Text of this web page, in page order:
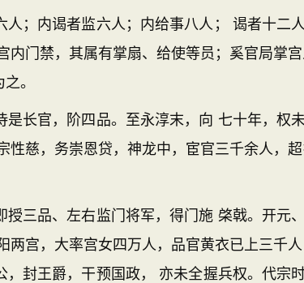
内谒者监六人；内给事八人； 谒者十二
内门禁，其属有掌扇、给使等员；奚官局掌
。
官，阶四品。至永淳末，向 七十年，权
慈，务崇恩贷，神龙中，宦官三千余人，
品、左右监门将军，得门施 棨戟。开元
宫，大率宫女四万人，品官黄衣已上三千
封王爵，干预国政， 亦未全握兵权。代宗